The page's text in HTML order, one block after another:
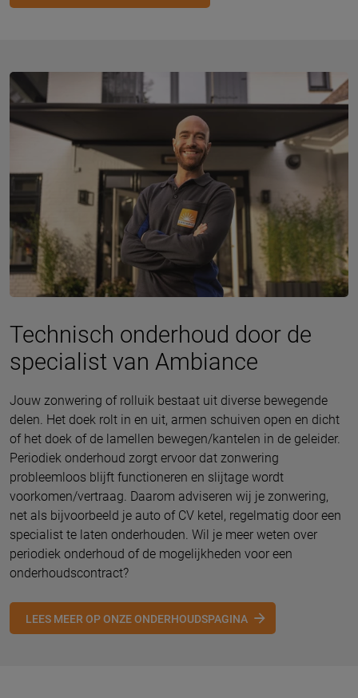
Technisch onderhoud door de
specialist van Ambiance
Jouw zonwering of rolluik bestaat uit diverse bewegende
delen. Het doek rolt in en uit, armen schuiven open en dicht
of het doek of de lamellen bewegen/kantelen in de geleider.
Periodiek onderhoud zorgt ervoor dat zonwering
probleemloos blijft functioneren en slijtage wordt
voorkomen/vertraag. Daarom adviseren wij je zonwering,
net als bijvoorbeeld je auto of CV ketel, regelmatig door een
specialist te laten onderhouden. Wil je meer weten over
periodiek onderhoud of de mogelijkheden voor een
onderhoudscontract?
LEES MEER OP ONZE ONDERHOUDSPAGINA